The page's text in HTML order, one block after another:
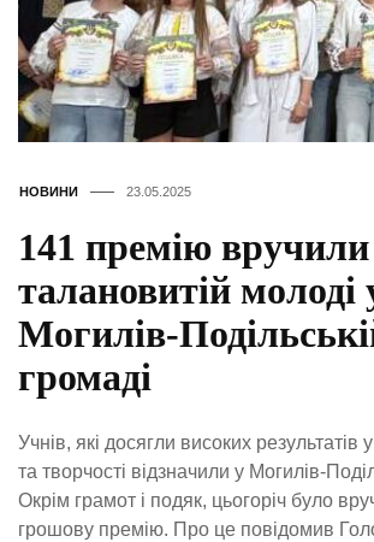
НОВИНИ 23.05.2025
141 премію вручили
талановитій молоді
Могилів-
громаді
Учнів, які досягли високих результатів
та творчості відзначили у Могилів-
Окрім грамот і подяк, цьогоріч було
грошову премію. Про це повідомив